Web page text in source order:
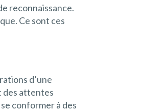
reconnaissance.
Ce sont ces
d’une
des attentes
conformer à des